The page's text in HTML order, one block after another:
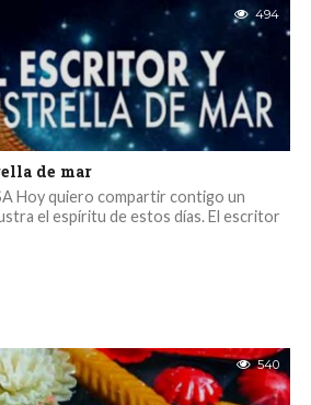
494
de mar
Hoy quiero compartir contigo un
el espíritu de estos días. El escritor
540